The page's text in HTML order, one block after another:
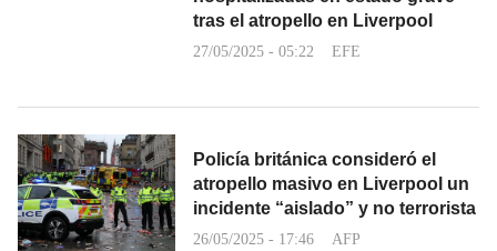
tras el atropello en Liverpool
27/05/2025 - 05:22 EFE
Policía británica consideró el
atropello masivo en Liverpool un
incidente “aislado” y no terrorista
26/05/2025 - 17:46 AFP